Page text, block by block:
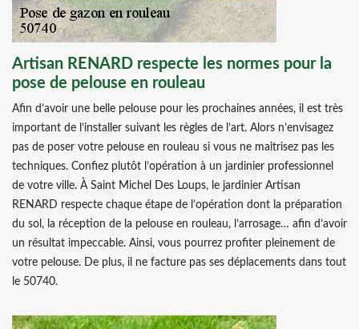
Artisan RENARD respecte les normes pour la
pose de pelouse en rouleau
Afin d’avoir une belle pelouse pour les prochaines années, il est très
important de l’installer suivant les règles de l’art. Alors n’envisagez
pas de poser votre pelouse en rouleau si vous ne maitrisez pas les
techniques. Confiez plutôt l’opération à un jardinier professionnel
de votre ville. À Saint Michel Des Loups, le jardinier Artisan
RENARD respecte chaque étape de l’opération dont la préparation
du sol, la réception de la pelouse en rouleau, l’arrosage… afin d’avoir
un résultat impeccable. Ainsi, vous pourrez profiter pleinement de
votre pelouse. De plus, il ne facture pas ses déplacements dans tout
le 50740.